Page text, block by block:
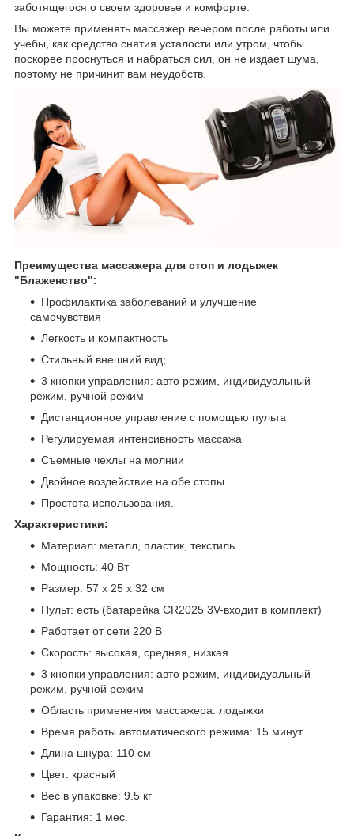
заботящегося о своем здоровье и комфорте.
Вы можете применять массажер вечером после работы или
учебы, как средство снятия усталости или утром, чтобы
поскорее проснуться и набраться сил, он не издает шума,
поэтому не причинит вам неудобств.
Преимущества массажера для стоп и лодыжек
"Блаженство":
Профилактика заболеваний и улучшение
самочувствия
Легкость и компактность
Стильный внешний вид;
3 кнопки управления: авто режим, индивидуальный
режим, ручной режим
Дистанционное управление с помощью пульта
Регулируемая интенсивность массажа
Съемные чехлы на молнии
Двойное воздействие на обе стопы
Простота использования.
Характеристики:
Материал: металл, пластик, текстиль
Мощность: 40 Вт
Размер: 57 х 25 х 32 см
Пульт: есть (батарейка CR2025 3V-входит в комплект)
Работает от сети 220 В
Скорость: высокая, средняя, низкая
3 кнопки управления: авто режим, индивидуальный
режим, ручной режим
Область применения массажера: лодыжки
Время работы автоматического режима: 15 минут
Длина шнура: 110 см
Цвет: красный
Вес в упаковке: 9.5 кг
Гарантия: 1 мес.